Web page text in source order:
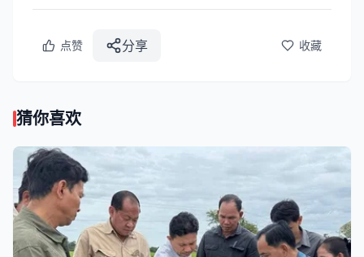
点赞 分享 收藏
猜你喜欢